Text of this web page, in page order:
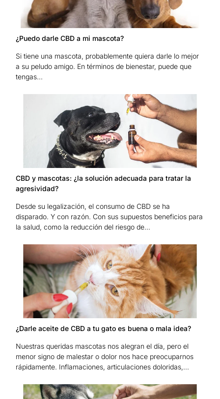
¿Puedo darle CBD a mi mascota?
Si tiene una mascota, probablemente quiera darle lo mejor
a su peludo amigo. En términos de bienestar, puede que
tengas...
CBD y mascotas: ¿la solución adecuada para tratar la
agresividad?
Desde su legalización, el consumo de CBD se ha
disparado. Y con razón. Con sus supuestos beneficios para
la salud, como la reducción del riesgo de...
¿Darle aceite de CBD a tu gato es buena o mala idea?
Nuestras queridas mascotas nos alegran el día, pero el
menor signo de malestar o dolor nos hace preocuparnos
rápidamente. Inflamaciones, articulaciones doloridas,...